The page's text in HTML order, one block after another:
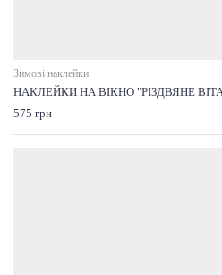
Зимові наклейки
НАКЛЕЙКИ НА ВІКНО "РІЗДВЯНЕ
575 грн